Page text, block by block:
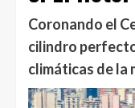
Coronando el
cilindro
climáticas de la